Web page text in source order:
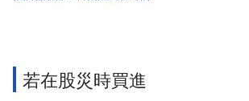
若在股災時買進